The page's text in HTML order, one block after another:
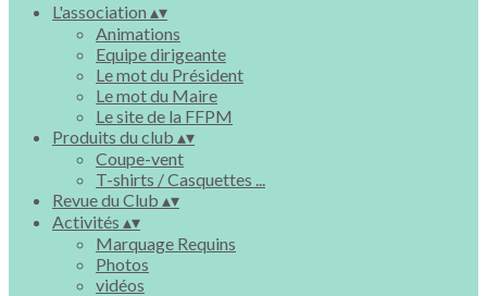
L'association ▴▾
Animations
Equipe dirigeante
Le mot du Président
Le mot du Maire
Le site de la FFPM
Produits du club ▴▾
Coupe-vent
T-shirts / Casquettes ...
Revue du Club ▴▾
Activités ▴▾
Marquage Requins
Photos
vidéos